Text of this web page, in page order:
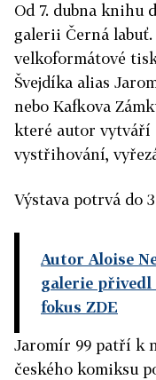
Od 7. dubna knihu
galerii Černá
velkoformátové
Švejdíka alias
nebo Kafkova
které autor
vystřihování,
Výstava potrvá do
Autor Aloise
galerie přivedl
fokus ZDE
Jaromír 99 patří k
českého komiksu